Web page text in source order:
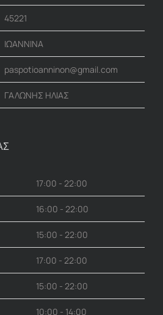
45221
ΙΩΑΝΝΙΝΑ
paspotioanninon@gmail.com
ΓΑΛΩΝΗΣ ΗΛΙΑΣ
17:00 - 22:00
16:00 - 22:00
15:00 - 22:00
17:00 - 22:00
15:00 - 22:00
10:00 - 14:00